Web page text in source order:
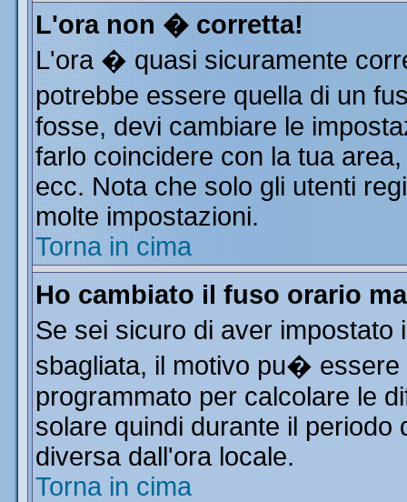
L'ora non � corretta!
L'ora � quasi sicuramente
potrebbe essere quella di un
fosse, devi cambiare le
farlo coincidere con la tua
ecc. Nota che solo gli utenti
molte impostazioni.
Torna in cima
Ho cambiato il fuso orario
Se sei sicuro di aver
sbagliata, il motivo pu�
programmato per calcolare le
solare quindi durante il
diversa dall'ora locale.
Torna in cima